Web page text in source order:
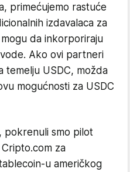
primećujemo rastuće
izdavalaca za
da inkorporiraju
Ako ovi partneri
temelju USDC, možda
mogućnosti za USDC
pokrenuli smo pilot
za
u američkog